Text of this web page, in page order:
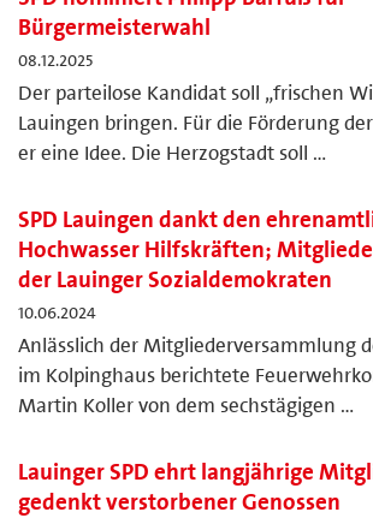
Bürgermeisterwahl
08.12.2025
Der parteilose Kandidat soll „frischen
Lauingen bringen. Für die Förderung
er eine Idee. Die Herzogstadt soll …
SPD Lauingen dankt den
Hochwasser Hilfskräften;
der Lauinger Sozialdemokraten
10.06.2024
Anlässlich der Mitgliederversammlung
im Kolpinghaus berichtete
Martin Koller von dem sechstägigen …
Lauinger SPD ehrt langjährige
gedenkt verstorbener Genossen